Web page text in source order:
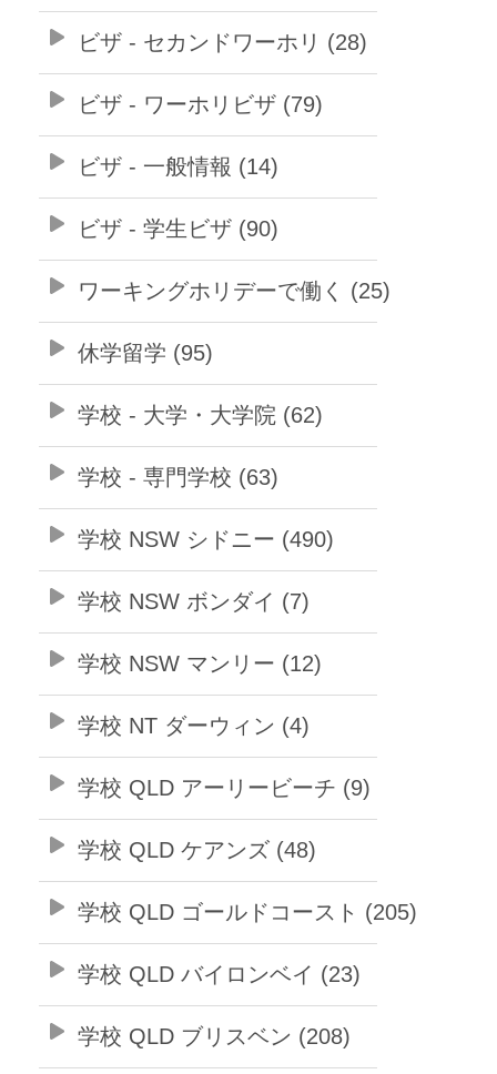
ビザ - セカンドワーホリ (28)
ビザ - ワーホリビザ (79)
ビザ - 一般情報 (14)
ビザ - 学生ビザ (90)
ワーキングホリデーで働く (25)
休学留学 (95)
学校 - 大学・大学院 (62)
学校 - 専門学校 (63)
学校 NSW シドニー (490)
学校 NSW ボンダイ (7)
学校 NSW マンリー (12)
学校 NT ダーウィン (4)
学校 QLD アーリービーチ (9)
学校 QLD ケアンズ (48)
学校 QLD ゴールドコースト (205)
学校 QLD バイロンベイ (23)
学校 QLD ブリスベン (208)